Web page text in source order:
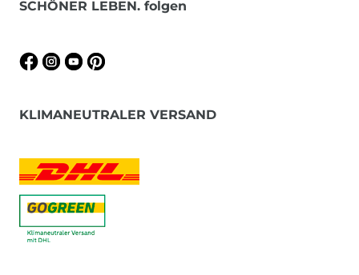
SCHÖNER LEBEN. folgen
KLIMANEUTRALER VERSAND